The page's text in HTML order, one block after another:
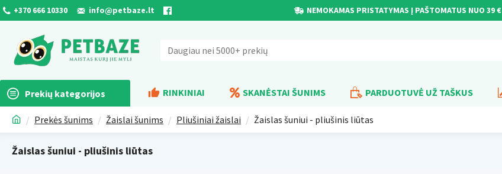
+370 666 10330 info@petbaze.lt NEMOKAMAS PRISTATYMAS Į PAŠTOMATUS NUO 39 €
Prekių kategorijos RINKINIAI SKANĖSTAI ŠUNIMS PARDUOTUVĖ UŽ TAŠKUS
Prekės šunims Žaislai šunims Pliušiniai žaislai Žaislas šuniui - pliušinis liūtas
Žaislas šuniui - pliušinis liūtas